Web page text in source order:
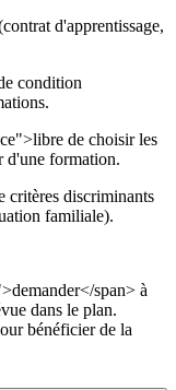
d'apprentissage,
condition
de choisir les
d'une formation.
critères discriminants
familiale).
span> à
dans le plan.
bénéficier de la